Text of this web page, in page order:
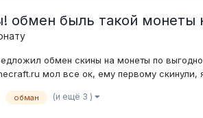
обмен быль такой монеты
обмен скины на монеты по
мол все ок, ему первому скинули,
обман (и ещё 3 )